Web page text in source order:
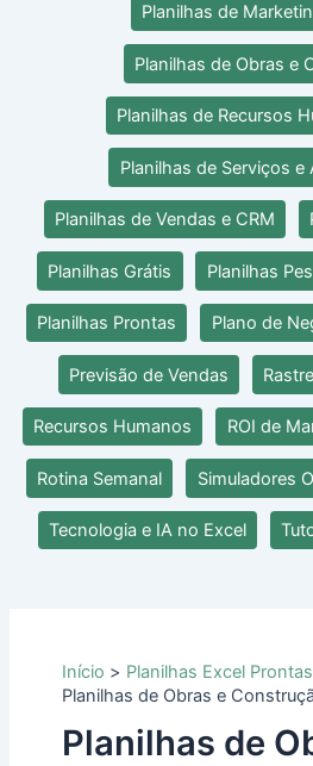
Planilhas de
Planilhas de Obras e
Planilhas de Recursos
Planilhas de Serviços
Planilhas de Vendas e CRM
Planilhas Grátis Planilhas
Planilhas Prontas Plano de
Previsão de Vendas
Recursos Humanos ROI de
Rotina Semanal Simuladores
Tecnologia e IA no Excel
Início
Planilhas Excel
Planilhas de Obras e
Planilhas de